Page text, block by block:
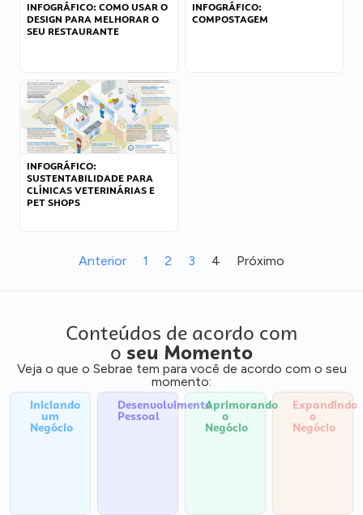
INFOGRÁFICO: COMO USAR O
DESIGN PARA MELHORAR O
SEU RESTAURANTE
INFOGRÁFICO:
COMPOSTAGEM
INFOGRÁFICO:
SUSTENTABILIDADE PARA
CLÍNICAS VETERINÁRIAS E
PET SHOPS
Anterior 1 2 3 4 Próximo
Conteúdos de acordo com
o seu Momento
Veja o que o Sebrae tem para você de acordo com o seu
momento:
Iniciando
um
Negócio
Desenvolvimento
Pessoal
Aprimorando
o
Negócio
Expandindo
o
Negócio